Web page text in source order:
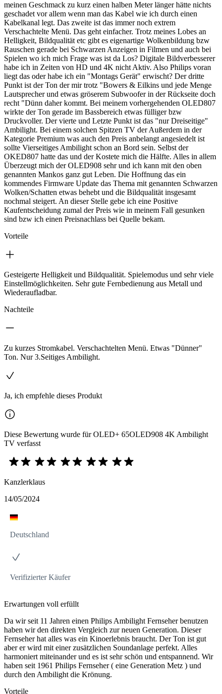
meinen Geschmack zu kurz einen halben Meter länger hätte nichts
geschadet vor allem wenn man das Kabel wie ich durch einen
Kabelkanal legt. Das zweite ist das immer noch extrem
Verschachtelte Menü. Das geht einfacher. Trotz meines Lobes an
Helligkeit, Bildqualität etc gibt es eigenartige Wolkenbildung bzw
Rauschen gerade bei Schwarzen Anzeigen in Filmen und auch bei
Spielen wo ich mich Frage was ist da Los? Digitale Bildverbesserer
habe ich in Zeiten von HD und 4K nicht Aktiv. Also Philips voran
liegt das oder habe ich ein "Montags Gerät" erwischt? Der dritte
Punkt ist der Ton der mir trotz "Bowers & Eilkins und jede Menge
Lautsprecher und etwas gröserem Subwoofer in der Rückseite doch
recht "Dünn daher kommt. Bei meinem vorhergehenden OLED807
wirkte der Ton gerade im Bassbereich etwas fülliger bzw
Druckvoller. Der vierte und Letzte Punkt ist das "nur Dreiseitige"
Ambilight. Bei einem solchen Spitzen TV der Außerdem in der
Kategorie Premium was auch den Preis anbelangt angesiedelt ist
sollte Vierseitiges Ambilight schon an Bord sein. Selbst der
OKED807 hatte das und der Kostete mich die Hälfte. Alles in allem
Überzeugt mich der OLED908 sehr und ich kann mit den oben
genannten Mankos ganz gut Leben. Die Hoffnung das ein
kommendes Firmware Update das Thema mit genannten Schwarzen
Wolken/Schatten etwas behebt und die Bildqualität insgesamt
nochmal steigert. An dieser Stelle gebe ich eine Positive
Kaufentscheidung zumal der Preis wie in meinem Fall gesunken
sind bzw ich einen Preisnachlass bei Quelle bekam.
Vorteile
Gesteigerte Helligkeit und Bildqualität. Spielemodus und sehr viele
Einstellmöglichkeiten. Sehr gute Fernbedienung aus Metall und
Wiederaufladbar.
Nachteile
Zu kurzes Stromkabel. Verschachtelten Menü. Etwas "Dünner"
Ton. Nur 3.Seitiges Ambilight.
Ja, ich empfehle dieses Produkt
Diese Bewertung wurde für OLED+ 65OLED908 4K Ambilight
TV verfasst
Kanzlerklaus
14/05/2024
Deutschland
Verifizierter Käufer
Erwartungen voll erfüllt
Da wir seit 11 Jahren einen Philips Ambilight Fernseher benutzen
haben wir den direkten Vergleich zur neuen Generation. Dieser
Fernseher hat alles was ein Kinoerlebnis braucht. Der Ton ist gut
aber er wird mit einer zusätzlichen Soundanlage perfekt. Alles
harmoniert miteinander und es ist sehr schön und entspannend. Wir
haben seit 1961 Philips Fernseher ( eine Generation Metz ) und
durch den Ambilight die Krönung.
Vorteile